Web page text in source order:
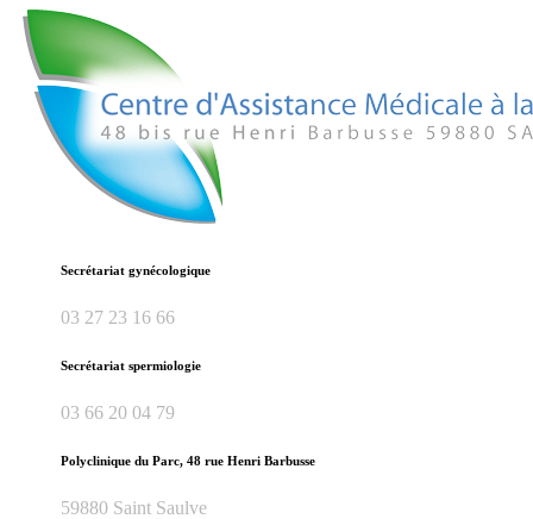
Secrétariat gynécologique
03 27 23 16 66
Secrétariat spermiologie
03 66 20 04 79
Polyclinique du Parc, 48 rue Henri Barbusse
59880 Saint Saulve